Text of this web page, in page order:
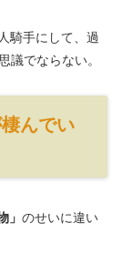
騎手にして、過
議でならない。
んでい
」 のせいに違い